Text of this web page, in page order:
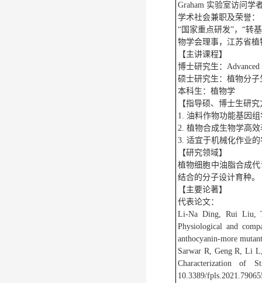
Graham 实验室访问学
学术社会兼职及荣誉：
“国家重点研发”，“转
物学会理事，江苏省
【主讲课程】
博士研究生：Advanced
硕士研究生：植物分子
本科生：植物学
【指导硕、博士生研
1. 油料作物功能基因组
2. 植物合成生物学高
3. 适宜于机械化作业
【研究领域】
植物细胞中油脂合成
结合的分子设计育种。
【主要论著】
代表论文：
Li-Na Ding, Rui Liu,
Physiological and
anthocyanin‑more
Sarwar R, Geng R, Li
Characterization of
10.3389/